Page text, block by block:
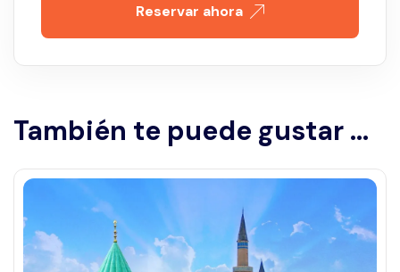
Reservar ahora
También te puede gustar ...